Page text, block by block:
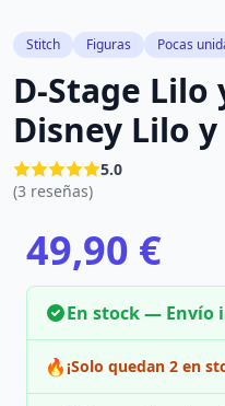
Stitch Figuras Pocas
D-Stage Lilo
Disney Lilo
5.0
(3 reseñas)
49,90 €
En stock — Envío
🔥¡Solo quedan 2 en